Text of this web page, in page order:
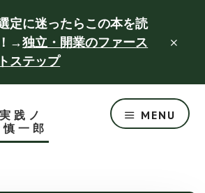
定に迷ったらこの本を読
→独立・開業のファース
トステップ
践ノ
一郎
MENU